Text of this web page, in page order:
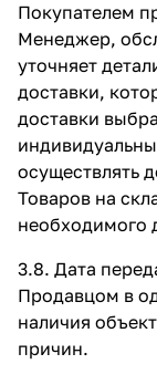
Покупателем
Менеджер,
уточняет
доставки,
доставки
осуществлять
Товаров на
необходимого
3.8. Дата
Продавцом в
наличия
причин.